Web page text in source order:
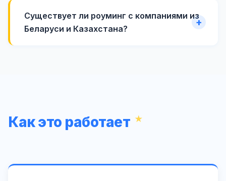
Существует ли роуминг с компаниями из
Беларуси и Казахстана?
Как это работает